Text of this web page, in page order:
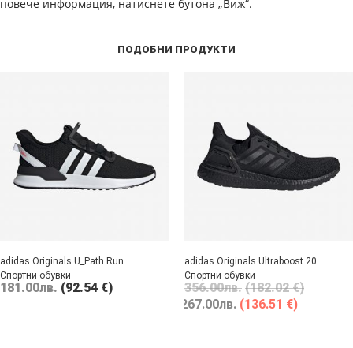
повече информация, натиснете бутона „Виж“.
ПОДОБНИ ПРОДУКТИ
adidas Originals U_Path Run
Спортни обувки
181.00лв. (92.54 €)
adidas Originals Ultraboost 20
Спортни обувки
356.00лв. (182.02 €)
267.00лв. (136.51 €)